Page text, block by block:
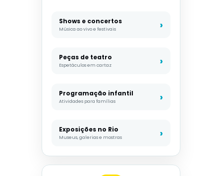
Shows e concertos
Música ao vivo e festivais
Peças de teatro
Espetáculos em cartaz
Programação infantil
Atividades para famílias
Exposições no Rio
Museus, galerias e mostras